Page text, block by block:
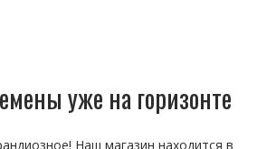
уже на горизонте
Наш магазин находится в